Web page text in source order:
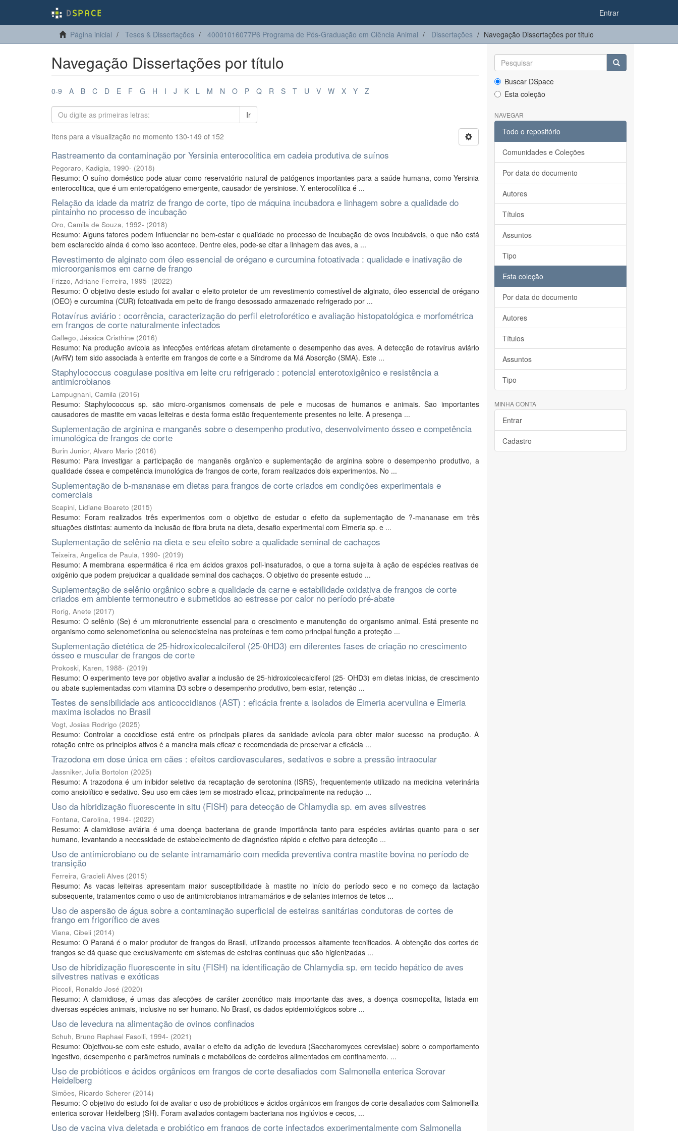
Entrar
Página inicial Teses & Dissertações 40001016077P6 Programa de Pós-Graduação em Ciência Animal Dissertações Navegação Dissertações por título
Navegação Dissertações por título
0-9 A B C D E F G H I J K L M N O P Q R S T U V W X Y Z
Ir
Itens para a visualização no momento 130-149 of 152
Rastreamento da contaminação por Yersinia enterocolitica em cadeia produtiva de suínos
Pegoraro, Kadigia, 1990- (2018)
Resumo: O suíno doméstico pode atuar como reservatório natural de patógenos importantes para a saúde humana, como Yersinia
enterocolitica, que é um enteropatógeno emergente, causador de yersiniose. Y. enterocolítica é ...
Relação da idade da matriz de frango de corte, tipo de máquina incubadora e linhagem sobre a qualidade do
pintainho no processo de incubação
Oro, Camila de Souza, 1992- (2018)
Resumo: Alguns fatores podem influenciar no bem-estar e qualidade no processo de incubação de ovos incubáveis, o que não está
bem esclarecido ainda é como isso acontece. Dentre eles, pode-se citar a linhagem das aves, a ...
Revestimento de alginato com óleo essencial de orégano e curcumina fotoativada : qualidade e inativação de
microorganismos em carne de frango
Frizzo, Adriane Ferreira, 1995- (2022)
Resumo: O objetivo deste estudo foi avaliar o efeito protetor de um revestimento comestível de alginato, óleo essencial de orégano
(OEO) e curcumina (CUR) fotoativada em peito de frango desossado armazenado refrigerado por ...
Rotavírus aviário : ocorrência, caracterização do perfil eletroforético e avaliação histopatológica e morfométrica
em frangos de corte naturalmente infectados
Gallego, Jéssica Cristhine (2016)
Resumo: Na produção avícola as infecções entéricas afetam diretamente o desempenho das aves. A detecção de rotavírus aviário
(AvRV) tem sido associada à enterite em frangos de corte e a Síndrome da Má Absorção (SMA). Este ...
Staphylococcus coagulase positiva em leite cru refrigerado : potencial enterotoxigênico e resistência a
antimicrobianos
Lampugnani, Camila (2016)
Resumo: Staphylococcus sp. são micro-organismos comensais de pele e mucosas de humanos e animais. Sao importantes
causadores de mastite em vacas leiteiras e desta forma estão frequentemente presentes no leite. A presença ...
Suplementação de arginina e manganês sobre o desempenho produtivo, desenvolvimento ósseo e competência
imunológica de frangos de corte
Burin Junior, Alvaro Mario (2016)
Resumo: Para investigar a participação de manganês orgânico e suplementação de arginina sobre o desempenho produtivo, a
qualidade óssea e competência imunológica de frangos de corte, foram realizados dois experimentos. No ...
Suplementação de b-mananase em dietas para frangos de corte criados em condições experimentais e
comerciais
Scapini, Lidiane Boareto (2015)
Resumo: Foram realizados três experimentos com o objetivo de estudar o efeito da suplementação de ?-mananase em três
situações distintas: aumento da inclusão de fibra bruta na dieta, desafio experimental com Eimeria sp. e ...
Suplementação de selênio na dieta e seu efeito sobre a qualidade seminal de cachaços
Teixeira, Angelica de Paula, 1990- (2019)
Resumo: A membrana espermática é rica em ácidos graxos poli-insaturados, o que a torna sujeita à ação de espécies reativas de
oxigênio que podem prejudicar a qualidade seminal dos cachaços. O objetivo do presente estudo ...
Suplementação de selênio orgânico sobre a qualidade da carne e estabilidade oxidativa de frangos de corte
criados em ambiente termoneutro e submetidos ao estresse por calor no período pré-abate
Rorig, Anete (2017)
Resumo: O selênio (Se) é um micronutriente essencial para o crescimento e manutenção do organismo animal. Está presente no
organismo como selenometionina ou selenocisteína nas proteínas e tem como principal função a proteção ...
Suplementação dietética de 25-hidroxicolecalciferol (25-0HD3) em diferentes fases de criação no crescimento
ósseo e muscular de frangos de corte
Prokoski, Karen, 1988- (2019)
Resumo: O experimento teve por objetivo avaliar a inclusão de 25-hidroxicolecalciferol (25- OHD3) em dietas inicias, de crescimento
ou abate suplementadas com vitamina D3 sobre o desempenho produtivo, bem-estar, retenção ...
Testes de sensibilidade aos anticoccidianos (AST) : eficácia frente a isolados de Eimeria acervulina e Eimeria
maxima isolados no Brasil
Vogt, Josias Rodrigo (2025)
Resumo: Controlar a coccidiose está entre os principais pilares da sanidade avícola para obter maior sucesso na produção. A
rotação entre os princípios ativos é a maneira mais eficaz e recomendada de preservar a eficácia ...
Trazodona em dose única em cães : efeitos cardiovasculares, sedativos e sobre a pressão intraocular
Jassniker, Julia Bortolon (2025)
Resumo: A trazodona é um inibidor seletivo da recaptação de serotonina (ISRS), frequentemente utilizado na medicina veterinária
como ansiolítico e sedativo. Seu uso em cães tem se mostrado eficaz, principalmente na redução ...
Uso da hibridização fluorescente in situ (FISH) para detecção de Chlamydia sp. em aves silvestres
Fontana, Carolina, 1994- (2022)
Resumo: A clamidiose aviária é uma doença bacteriana de grande importância tanto para espécies aviárias quanto para o ser
humano, levantando a necessidade de estabelecimento de diagnóstico rápido e efetivo para detecção ...
Uso de antimicrobiano ou de selante intramamário com medida preventiva contra mastite bovina no período de
transição
Ferreira, Gracieli Alves (2015)
Resumo: As vacas leiteiras apresentam maior susceptibilidade à mastite no início do período seco e no começo da lactação
subsequente, tratamentos como o uso de antimicrobianos intramamários e de selantes internos de tetos ...
Uso de aspersão de água sobre a contaminação superficial de esteiras sanitárias condutoras de cortes de
frango em frigorífico de aves
Viana, Cibeli (2014)
Resumo: O Paraná é o maior produtor de frangos do Brasil, utilizando processos altamente tecnificados. A obtenção dos cortes de
frangos se dá quase que exclusivamente em sistemas de esteiras contínuas que são higienizadas ...
Uso de hibridização fluorescente in situ (FISH) na identificação de Chlamydia sp. em tecido hepático de aves
silvestres nativas e exóticas
Piccoli, Ronaldo José (2020)
Resumo: A clamidiose, é umas das afecções de caráter zoonótico mais importante das aves, a doença cosmopolita, listada em
diversas espécies animais, inclusive no ser humano. No Brasil, os dados epidemiológicos sobre ...
Uso de levedura na alimentação de ovinos confinados
Schuh, Bruno Raphael Fasolli, 1994- (2021)
Resumo: Objetivou-se com este estudo, avaliar o efeito da adição de levedura (Saccharomyces cerevisiae) sobre o comportamento
ingestivo, desempenho e parâmetros ruminais e metabólicos de cordeiros alimentados em confinamento. ...
Uso de probióticos e ácidos orgânicos em frangos de corte desafiados com Salmonella enterica Sorovar
Heidelberg
Simões, Ricardo Scherer (2014)
Resumo: O objetivo do estudo foi de avaliar o uso de probióticos e ácidos orgânicos em frangos de corte desafiados com Salmonellla
enterica sorovar Heidelberg (SH). Foram avaliados contagem bacteriana nos inglúvios e cecos, ...
Uso de vacina viva deletada e probiótico em frangos de corte infectados experimentalmente com Salmonella
Buscar DSpace
Esta coleção
NAVEGAR
Todo o repositório
Comunidades e Coleções
Por data do documento
Autores
Títulos
Assuntos
Tipo
Esta coleção
Por data do documento
Autores
Títulos
Assuntos
Tipo
MINHA CONTA
Entrar
Cadastro